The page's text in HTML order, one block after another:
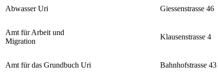
Abwasser Uri Giessenstrasse 46
Amt für Arbeit und
Migration
Klausenstrasse 4
Amt für das Grundbuch Uri Bahnhofstrasse 43